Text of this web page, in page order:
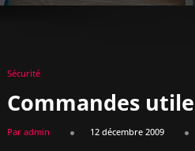
Sécurité
Commandes
Par admin 12 décembre 2009